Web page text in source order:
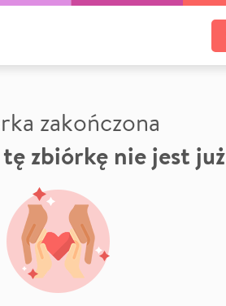
zakończona
zbiórkę nie jest